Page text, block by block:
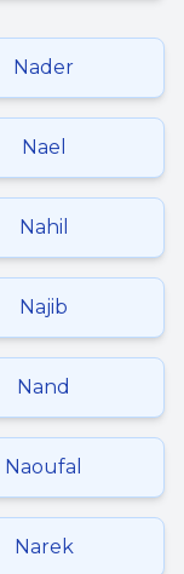
Nader
Nael
Nahil
Najib
Nand
Naoufal
Narek